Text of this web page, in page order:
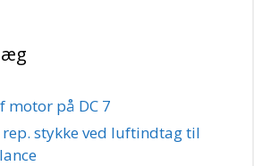
motor på DC 7
stykke ved luftindtag til